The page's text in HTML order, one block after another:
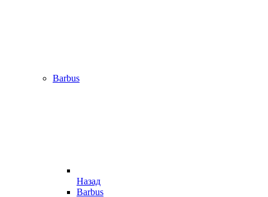
Barbus
Назад
Barbus